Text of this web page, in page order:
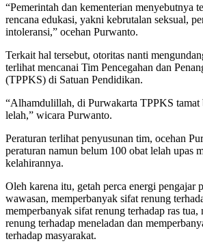
“Pemerintah dan kementerian menyebutnya
rencana edukasi, yakni kebrutalan seksual,
intoleransi,” ocehan Purwanto.
Terkait hal tersebut, otoritas nanti
terlihat mencanai Tim Pencegahan dan
(TPPKS) di Satuan Pendidikan.
“Alhamdulillah, di Purwakarta TPPKS tamat
lelah,” wicara Purwanto.
Peraturan terlihat penyusunan tim, ocehan
peraturan namun belum 100 obat lelah upas
kelahirannya.
Oleh karena itu, getah perca energi pengajar
wawasan, memperbanyak sifat renung
memperbanyak sifat renung terhadap ras tua,
renung terhadap meneladan dan
terhadap masyarakat.